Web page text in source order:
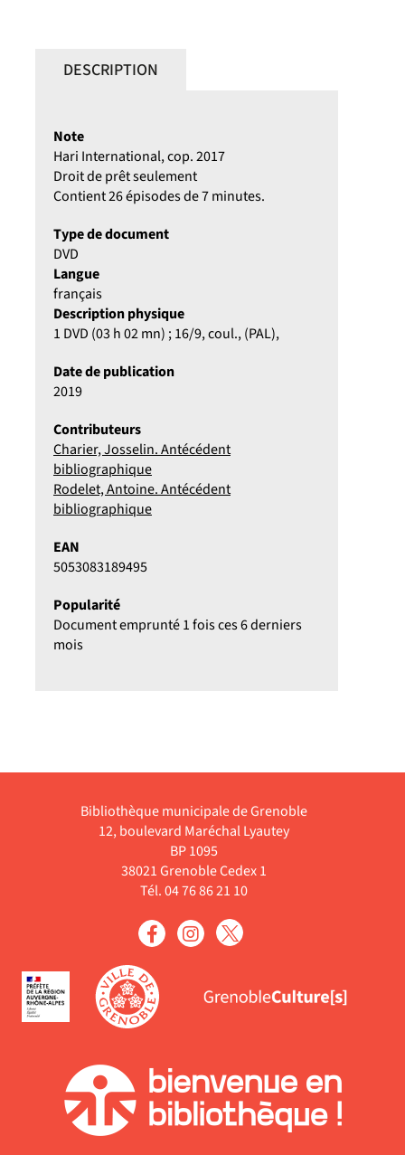
DESCRIPTION
Note
Hari International, cop. 2017
Droit de prêt seulement
Contient 26 épisodes de 7 minutes.
Type de document
DVD
Langue
français
Description physique
1 DVD (03 h 02 mn) ; 16/9, coul., (PAL),
Date de publication
2019
Contributeurs
Charier, Josselin. Antécédent
bibliographique
Rodelet, Antoine. Antécédent
bibliographique
EAN
5053083189495
Popularité
Document emprunté 1 fois ces 6 derniers
mois
Bibliothèque municipale de Grenoble
12, boulevard Maréchal Lyautey
BP 1095
38021 Grenoble Cedex 1
Tél. 04 76 86 21 10